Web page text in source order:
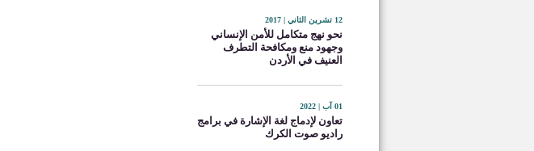
12 تشرين الثاني | 2017
نحو نهج متكامل للأمن الإنساني
وجهود منع ومكافحة التطرف
العنيف في الأردن
01 آب | 2022
تعاون لإدماج لغة الإشارة في برامج
راديو صوت الكرك